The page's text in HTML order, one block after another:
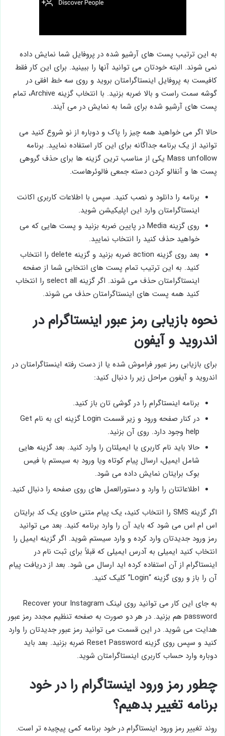
به این ترتیب پست های آرشیو شده در پروفایل شما نمایش داده
نمی شوند. البته خودتان می توانید آنها را ببینید. برای این کار فقط
کافیست به پروفایل اینستاگرامتان بروید و روی سه خط افقی در
گوشه سمت راست و بالا ضربه بزنید. با انتخاب گزینه Archive، تمام
پست های آرشیو شده برای شما به نمایش در می آیند.
حالا اگر می خواهید همه چیز را پاک و دوباره از نو شروع کنید می
توانید از یک برنامه جداگانه برای این کار استفاده نمایید. برنامه
Mass unfollow یکی از مناسب ترین گزینه ها برای حذف گروهی
پست ها و آنفالو کردن دسته جمعی فالوئرهاست.
برنامه را دانلود و نصب کنید. سپس با اطلاعات کاربری اکانت
اینستاگرامتان وارد این اپلیکیشن شوید.
روی گزینه Media در پایین ضربه بزنید و پست هایی که می
خواهید حذف کنید را انتخاب نمایید.
بعد روی گزینه action ضربه بزنید و گزینه delete را انتخاب
کنید. به این ترتیب تمام پست های انتخابی شما از صفحه
اینستاگرامتان حذف می شوند. اگر گزینه select all را انتخاب
کنید همه پست های اینستاگرامتان حذف می شوند.
نحوه بازیابی رمز عبور اینستاگرام در
اندروید و آیفون
برای بازیابی رمز عبور فراموش شده یا از دست رفته اینستاگرامتان در
اندروید و آیفون مراحل زیر را دنبال کنید:
برنامه اینستاگرام را در گوشی تان باز کنید.
در کنار صفحه ورود و زیر قسمت Login گزینه ای به نام Get
help وجود دارد. روی آن بزنید.
حالا باید نام کاربری یا ایمیلتان را وارد کنید. بعد گزینه هایی
شامل ایمیل، ارسال پیام کوتاه ویا ورود به سیستم با فیس
بوک برایتان نمایش داده می شود.
اطلاعاتتان را وارد و دستورالعمل های روی صفحه را دنبال کنید.
اگر گزینه SMS را انتخاب کنید، یک پیام متنی حاوی یک کد برایتان
اس ام اس می شود که باید آن را وارد برنامه کنید. بعد می توانید
رمز ورود جدیدتان وارد کرده و وارد سیستم شوید. اگر گزینه ایمیل را
انتخاب کنید ایمیلی به آدرس ایمیلی که قبلاً برای ثبت نام در
اینستاگرام از آن استفاده کرده اید ارسال می شود. بعد از دریافت پیام
آن را باز و روی گزینه “Login” کلیک کنید.
به جای این کار می توانید روی لینک Recover your Instagram
password هم بزنید. در هر دو صورت به صفحه تنظیم مجدد رمز عبور
هدایت می شوید. در این قسمت می توانید رمز عبور جدیدتان را وارد
کنید و سپس روی گزینه Reset Password ضربه بزنید. بعد باید
دوباره وارد حساب کاربری اینستاگرامتان شوید.
چطور رمز ورود اینستاگرام را در خود
برنامه تغییر بدهیم؟